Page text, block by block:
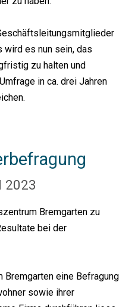
wird es nun sein, das
zu halten und
in ca. drei Jahren
2023
Bremgarten zu
bei der
Bremgarten eine Befragung
sowie ihrer